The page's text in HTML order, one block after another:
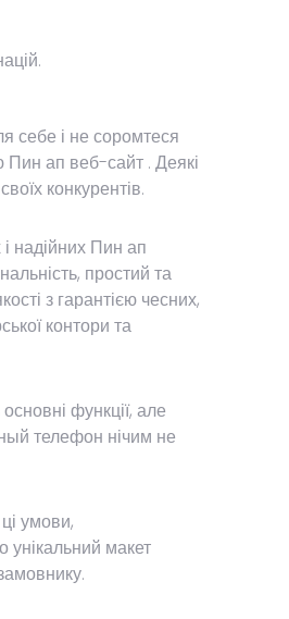
себе і не соромтеся
Пин ап веб-сайт . Деякі
конкурентів.
надійних Пин ап
простий та
з гарантією чесних,
контори та
функції, але
телефон нічим не
умови,
унікальний макет